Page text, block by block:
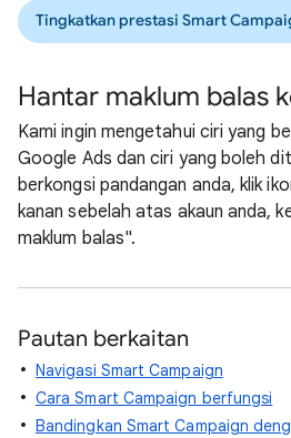
Tingkatkan prestasi Smart
Hantar maklum balas
Kami ingin mengetahui ciri yang
Google Ads dan ciri yang boleh
berkongsi pandangan anda, klik
kanan sebelah atas akaun anda,
maklum balas".
Pautan berkaitan
Navigasi Smart Campaign
Cara Smart Campaign berfungsi
Bandingkan Smart Campaign